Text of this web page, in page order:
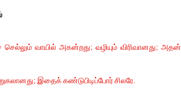
வாயில் அகன்றது; வழியும் விரிவானது; அதன்
இதைக் கண்டுபிடிப்போர் சிலரே.